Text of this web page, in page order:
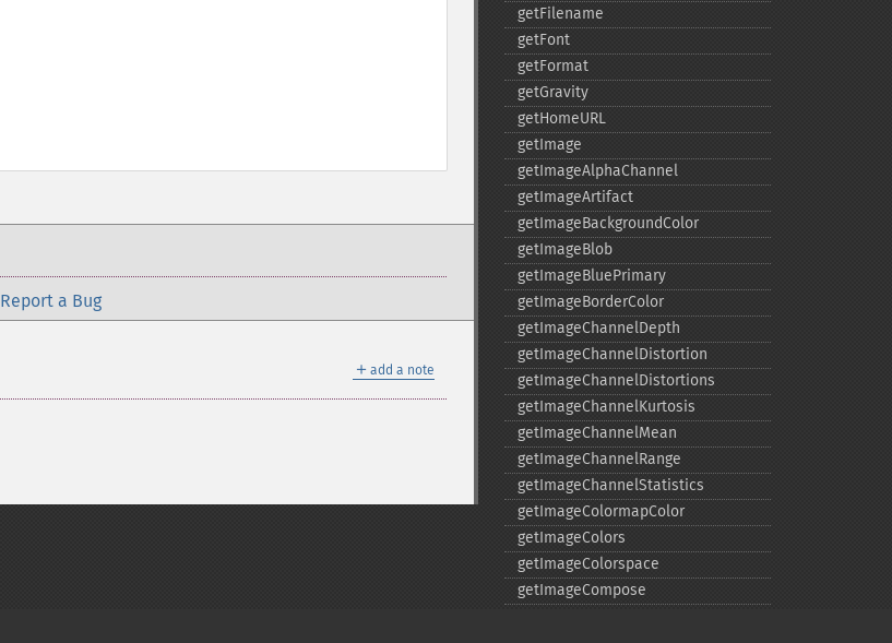
Report a Bug
＋ add a note
getFilename
getFont
getFormat
getGravity
getHomeURL
getImage
getImageAlphaChannel
getImageArtifact
getImageBackgroundColor
getImageBlob
getImageBluePrimary
getImageBorderColor
getImageChannelDepth
getImageChannelDistortion
getImageChannelDistortions
getImageChannelKurtosis
getImageChannelMean
getImageChannelRange
getImageChannelStatistics
getImageColormapColor
getImageColors
getImageColorspace
getImageCompose